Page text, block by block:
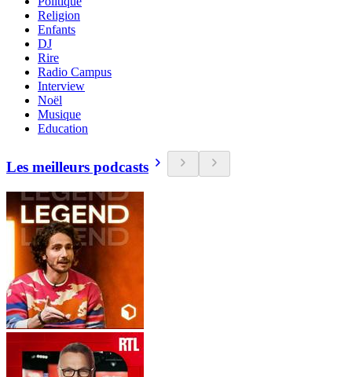
Religion
Enfants
DJ
Rire
Radio Campus
Interview
Noël
Musique
Education
Les meilleurs podcasts